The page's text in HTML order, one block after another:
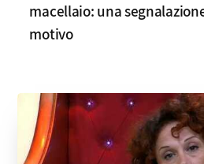
macellaio: una
motivo